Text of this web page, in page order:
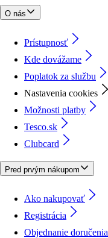
O nás
Prístupnosť
Kde dovážame
Poplatok za službu
Nastavenia cookies
Možnosti platby
Tesco.sk
Clubcard
Pred prvým nákupom
Ako nakupovať
Registrácia
Objednanie doručenia